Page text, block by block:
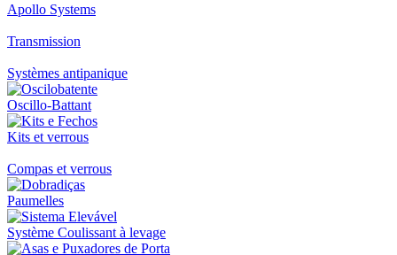
Apollo Systems
Transmission
Systèmes antipanique
Oscillo-Battant
Kits et verrous
Compas et verrous
Paumelles
Système Coulissant à levage